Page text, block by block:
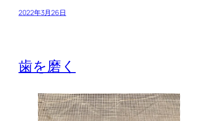
2022年3月26日
歯を磨く